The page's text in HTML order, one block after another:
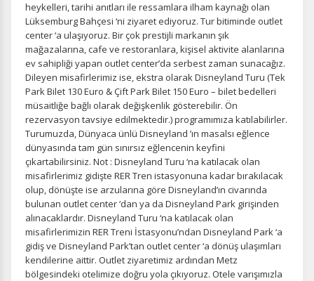
heykelleri, tarihi anıtları ile ressamlara ilham kaynağı olan
Lüksemburg Bahçesi ‘ni ziyaret ediyoruz. Tur bitiminde outlet
center ‘a ulaşıyoruz. Bir çok prestijli markanın şık
mağazalarına, cafe ve restoranlara, kişisel aktivite alanlarına
ev sahipliği yapan outlet center’da serbest zaman sunacağız.
Dileyen misafirlerimiz ise, ekstra olarak Disneyland Turu (Tek
Park Bilet 130 Euro & Çift Park Bilet 150 Euro – bilet bedelleri
müsaitliğe bağlı olarak değişkenlik gösterebilir. Ön
rezervasyon tavsiye edilmektedir.) programımıza katılabilirler.
Turumuzda, Dünyaca ünlü Disneyland ’ın masalsı eğlence
dünyasında tam gün sınırsız eğlencenin keyfini
çıkartabilirsiniz. Not : Disneyland Turu ‘na katılacak olan
misafirlerimiz gidişte RER Tren istasyonuna kadar bırakılacak
olup, dönüşte ise arzularına göre Disneyland’ın civarında
bulunan outlet center ‘dan ya da Disneyland Park girişinden
alınacaklardır. Disneyland Turu ‘na katılacak olan
misafirlerimizin RER Treni İstasyonu’ndan Disneyland Park ‘a
gidiş ve Disneyland Park’tan outlet center ‘a dönüş ulaşımları
kendilerine aittir. Outlet ziyaretimiz ardından Metz
bölgesindeki otelimize doğru yola çıkıyoruz. Otele varışımızla